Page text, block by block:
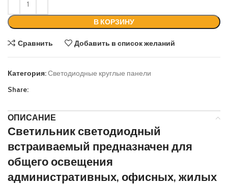
В КОРЗИНУ
Сравнить Добавить в список желаний
Категория:Светодиодные круглые панели
Share:
ОПИСАНИЕ
Светильник светодиодный
встраиваемый предназначен для
общего освещения
административных, офисных, жилых